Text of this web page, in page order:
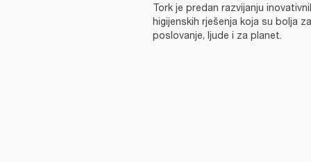
Tork je predan razvijanju
higijenskih rješenja koja su bolja za
poslovanje, ljude i za planet.